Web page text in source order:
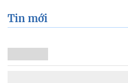
Tin mới